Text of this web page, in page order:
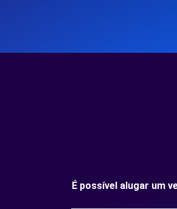
É possível alugar um